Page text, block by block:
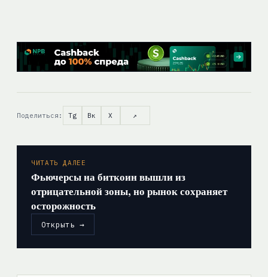
Поделиться: Tg Вк X ↗
ЧИТАТЬ ДАЛЕЕ
Фьючерсы на биткоин вышли из
отрицательной зоны, но рынок сохраняет
осторожность
Открыть →